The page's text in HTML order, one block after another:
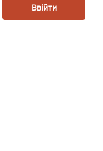
Ввійти